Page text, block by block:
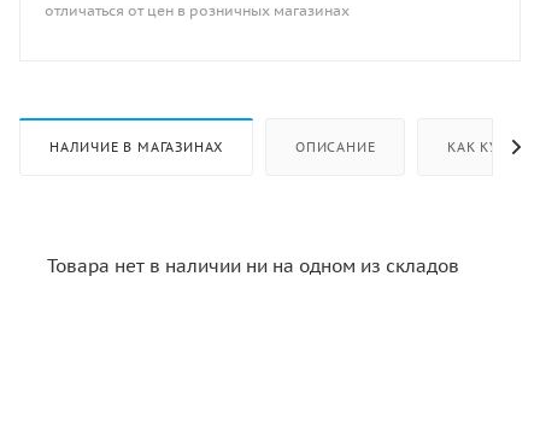
отличаться от цен в розничных магазинах
НАЛИЧИЕ В МАГАЗИНАХ ОПИСАНИЕ КАК КУПИТЬ
Товара нет в наличии ни на одном из складов